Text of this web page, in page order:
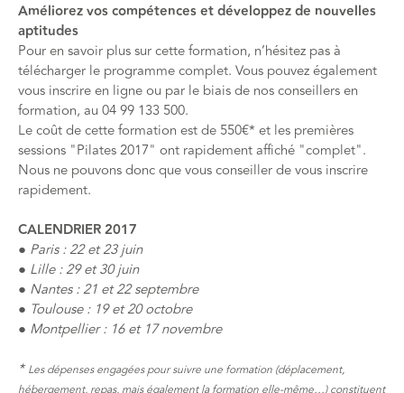
Améliorez vos compétences et développez de nouvelles
aptitudes
Pour en savoir plus sur cette formation, n’hésitez pas à
télécharger le programme complet. Vous pouvez également
vous inscrire en ligneou par le biais de nos conseillers en
formation, au 04 99 133 500.
Le coût de cette formation est de 550€* et les premières
sessions "Pilates 2017" ont rapidement affiché "complet".
Nous ne pouvons donc que vous conseiller de vous inscrire
rapidement.
CALENDRIER 2017
● Paris : 22 et 23 juin
● Lille : 29 et 30 juin
● Nantes : 21 et 22 septembre
● Toulouse : 19 et 20 octobre
● Montpellier : 16 et 17 novembre
* Les dépenses engagées pour suivre une formation (déplacement,